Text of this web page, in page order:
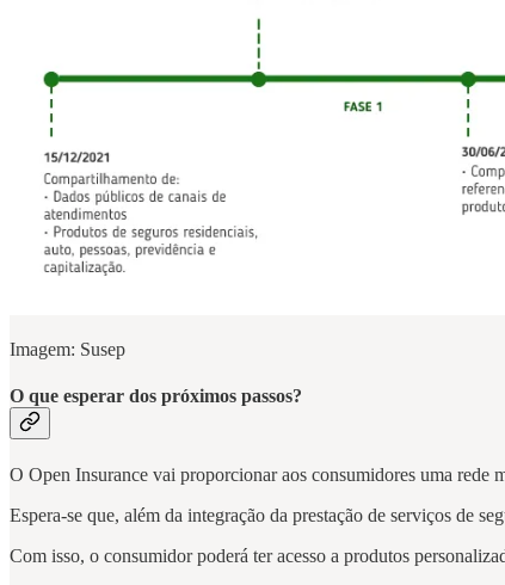
Imagem: Susep
O que esperar dos próximos passos?
O Open Insurance vai proporcionar aos consumidores uma rede
Espera-se que, além da integração da prestação de serviços de
Com isso, o consumidor poderá ter acesso a produtos